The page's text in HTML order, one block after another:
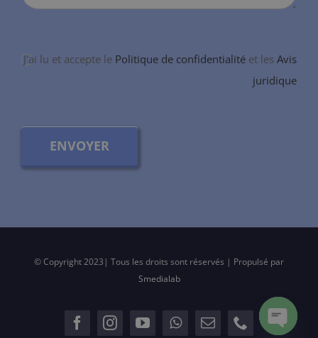
J'ai lu et accepte le Politique de confidentialité et lesAvis
juridique
ENVOYER
© Copyright 2023| Tous les droits sont réservés | Propulsé par
Smedialab